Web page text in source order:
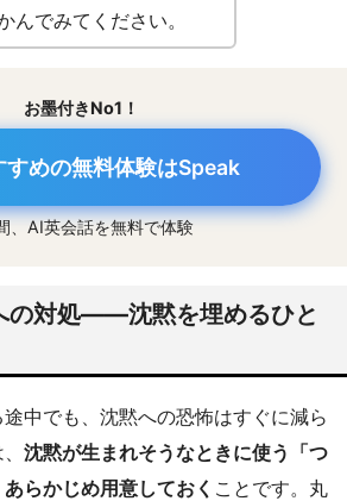
んでみてください。
お墨付きNo1！
すめの無料体験はSpeak
、AI英会話を無料で体験
の対処——沈黙を埋めるひと
中でも、沈黙への恐怖はすぐに減ら
沈黙が生まれそうなときに使う「つ
らかじめ用意しておく ことです。丸